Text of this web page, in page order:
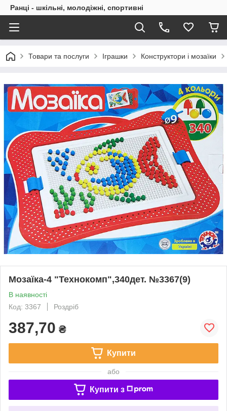
Ранці - шкільні, молодіжні, спортивні
Товари та послуги Іграшки Конструктори і мозаїки
Мозаїка-4 "Технокомп",340дет. №3367(9)
В наявності
Код: 3367
Роздріб
387,70 ₴
Купити
або
Купити з